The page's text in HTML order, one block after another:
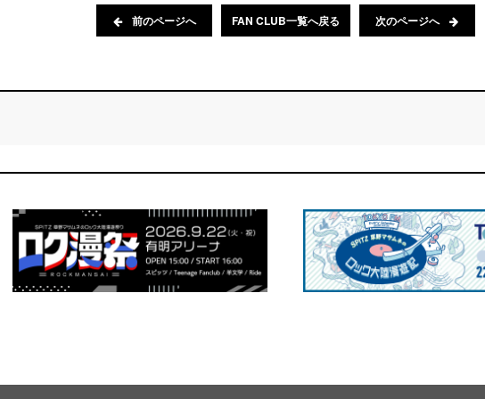
前のページへ FAN CLUB一覧へ戻る 次のページへ